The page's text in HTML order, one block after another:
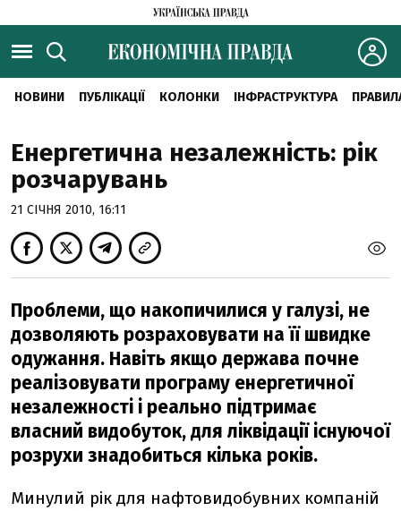
НОВИНИ ПУБЛІКАЦІЇ КОЛОНКИ ІНФРАСТРУКТУРА
Енергетична незалежність: рік
розчарувань
21 СІЧНЯ 2010, 16:11
Проблеми, що накопичилися у галузі, не
дозволяють розраховувати на її швидке
одужання. Навіть якщо держава почне
реалізовувати програму енергетичної
незалежності і реально підтримає
власний видобуток, для ліквідації існуючої
розрухи знадобиться кілька років.
Минулий рік для нафтовидобувних компаній